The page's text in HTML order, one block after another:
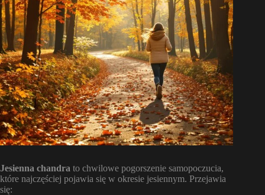
Jesienna chandra to chwilowe pogorszenie samopoczucia,
które najczęściej pojawia się w okresie jesiennym. Przejawia
się: